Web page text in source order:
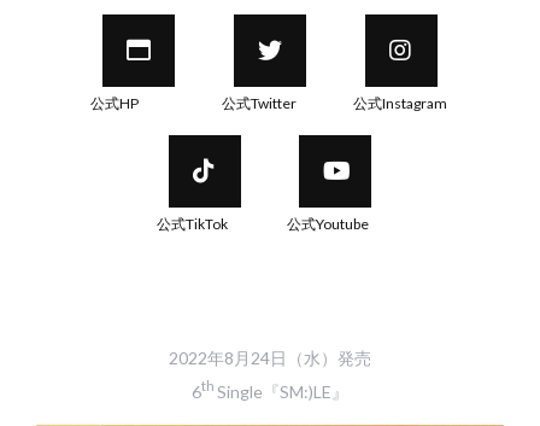
公式HP 公式Twitter 公式Instagram
公式TikTok 公式Youtube
2022年8月24日（水）発売
6th Single『SM:)LE』